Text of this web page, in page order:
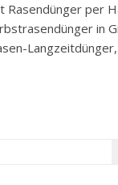
Rasendünger per
in